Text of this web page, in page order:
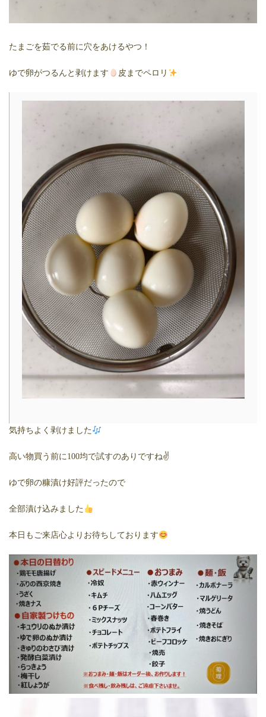
たまごを茹でる前に穴をあけるやつ！
ゆで卵がつるんと剥けます 皮までペロリ
気持ちよく剥けました
高い物買う前に100均で試すのありですね✌️
ゆで卵の糠漬け好評だったので
全部漬け込みました
本日もご来店心よりお待ちしております